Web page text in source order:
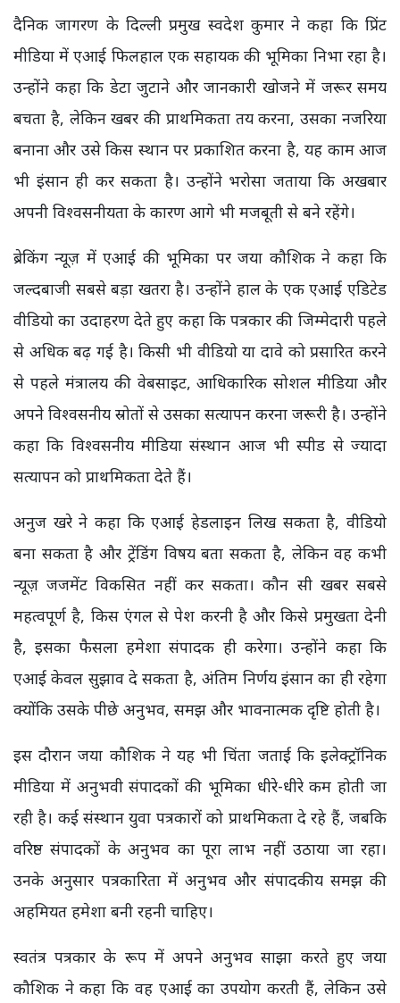
दैनिक जागरण के दिल्ली प्रमुख स्वदेश कुमार ने कहा कि प्रिंट
मीडिया में एआई फिलहाल एक सहायक की भूमिका निभा रहा है।
उन्होंने कहा कि डेटा जुटाने और जानकारी खोजने में जरूर समय
बचता है, लेकिन खबर की प्राथमिकता तय करना, उसका नजरिया
बनाना और उसे किस स्थान पर प्रकाशित करना है, यह काम आज
भी इंसान ही कर सकता है। उन्होंने भरोसा जताया कि अखबार
अपनी विश्वसनीयता के कारण आगे भी मजबूती से बने रहेंगे।
ब्रेकिंग न्यूज़ में एआई की भूमिका पर जया कौशिक ने कहा कि
जल्दबाजी सबसे बड़ा खतरा है। उन्होंने हाल के एक एआई एडिटेड
वीडियो का उदाहरण देते हुए कहा कि पत्रकार की जिम्मेदारी पहले
से अधिक बढ़ गई है। किसी भी वीडियो या दावे को प्रसारित करने
से पहले मंत्रालय की वेबसाइट, आधिकारिक सोशल मीडिया और
अपने विश्वसनीय स्रोतों से उसका सत्यापन करना जरूरी है। उन्होंने
कहा कि विश्वसनीय मीडिया संस्थान आज भी स्पीड से ज्यादा
सत्यापन को प्राथमिकता देते हैं।
अनुज खरे ने कहा कि एआई हेडलाइन लिख सकता है, वीडियो
बना सकता है और ट्रेंडिंग विषय बता सकता है, लेकिन वह कभी
न्यूज़ जजमेंट विकसित नहीं कर सकता। कौन सी खबर सबसे
महत्वपूर्ण है, किस एंगल से पेश करनी है और किसे प्रमुखता देनी
है, इसका फैसला हमेशा संपादक ही करेगा। उन्होंने कहा कि
एआई केवल सुझाव दे सकता है, अंतिम निर्णय इंसान का ही रहेगा
क्योंकि उसके पीछे अनुभव, समझ और भावनात्मक दृष्टि होती है।
इस दौरान जया कौशिक ने यह भी चिंता जताई कि इलेक्ट्रॉनिक
मीडिया में अनुभवी संपादकों की भूमिका धीरे-धीरे कम होती जा
रही है। कई संस्थान युवा पत्रकारों को प्राथमिकता दे रहे हैं, जबकि
वरिष्ठ संपादकों के अनुभव का पूरा लाभ नहीं उठाया जा रहा।
उनके अनुसार पत्रकारिता में अनुभव और संपादकीय समझ की
अहमियत हमेशा बनी रहनी चाहिए।
स्वतंत्र पत्रकार के रूप में अपने अनुभव साझा करते हुए जया
कौशिक ने कहा कि वह एआई का उपयोग करती हैं, लेकिन उसे